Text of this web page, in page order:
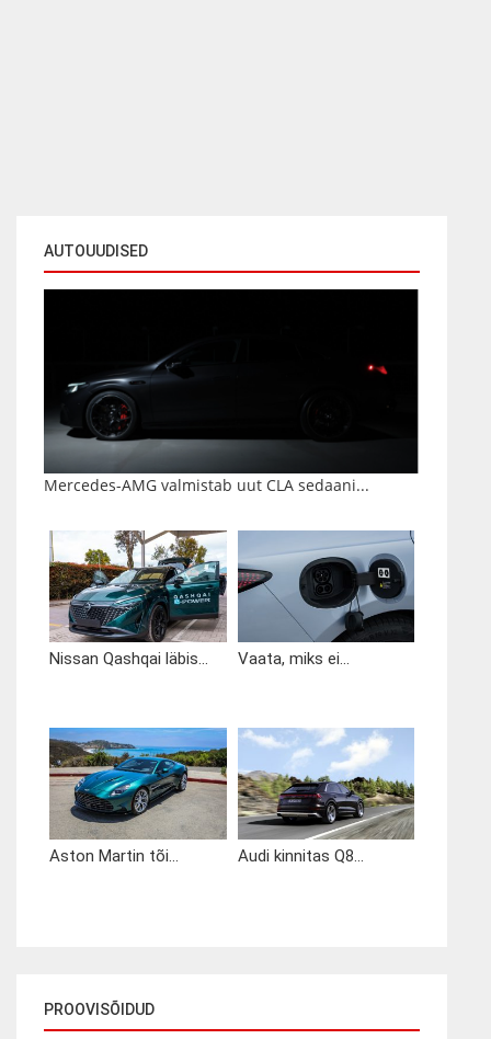
AUTOUUDISED
Mercedes-AMG valmistab uut CLA sedaani...
Nissan Qashqai läbis... Vaata, miks ei...
Aston Martin tõi... Audi kinnitas Q8...
PROOVISÕIDUD